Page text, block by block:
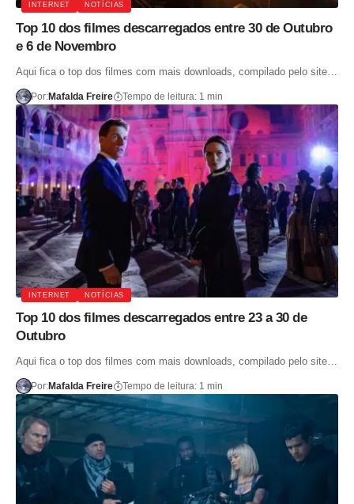
INTERNET NOTÍCIAS
Top 10 dos filmes descarregados entre 30 de Outubro
e 6 de Novembro
Aqui fica o top dos filmes com mais downloads, compilado pelo site…
Por:Mafalda Freire Tempo de leitura: 1 min
INTERNET NOTÍCIAS
Top 10 dos filmes descarregados entre 23 a 30 de
Outubro
Aqui fica o top dos filmes com mais downloads, compilado pelo site…
Por:Mafalda Freire Tempo de leitura: 1 min